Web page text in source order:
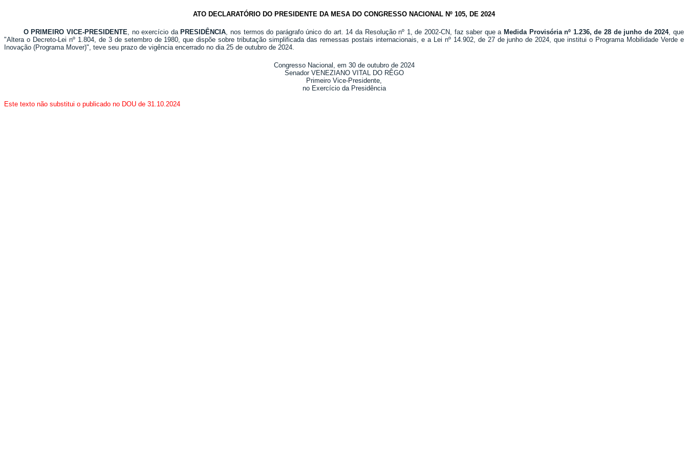
ATO DECLARATÓRIO DO PRESIDENTE DA MESA DO CONGRESSO NACIONAL Nº 105, DE 2024
O PRIMEIRO VICE-PRESIDENTE, no exercício da PRESIDÊNCIA, nos termos do parágrafo único do art. 14 da Resolução nº 1, de 2002-CN, faz saber que a Medida Provisória nº 1.236, de 28 de junho de 2024, que
"Altera o Decreto-Lei nº 1.804, de 3 de setembro de 1980, que dispõe sobre tributação simplificada das remessas postais internacionais, e a Lei nº 14.902, de 27 de junho de 2024, que institui o Programa Mobilidade Verde e
Inovação (Programa Mover)", teve seu prazo de vigência encerrado no dia 25 de outubro de 2024.
Congresso Nacional, em 30 de outubro de 2024
Senador VENEZIANO VITAL DO RÊGO
Primeiro Vice-Presidente,
no Exercício da Presidência
Este texto não substitui o publicado no DOU de 31.10.2024